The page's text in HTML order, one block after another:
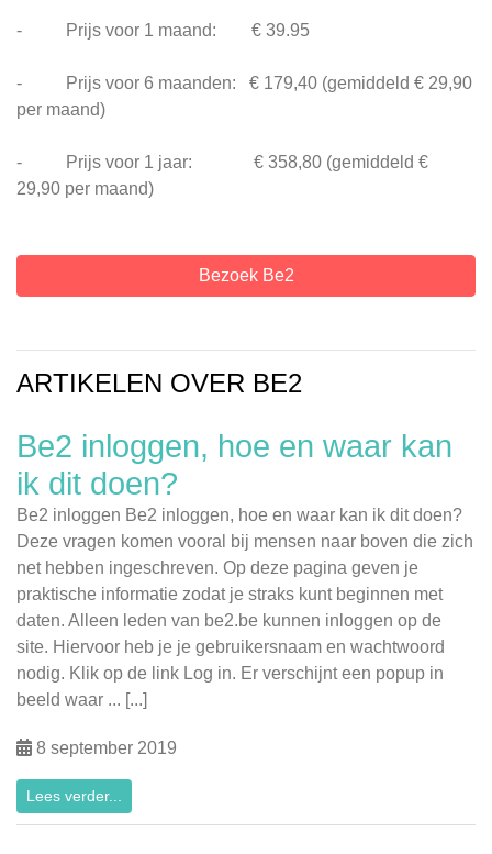
- Prijs voor 1 maand: € 39.95
- Prijs voor 6 maanden: € 179,40 (gemiddeld € 29,90
per maand)
- Prijs voor 1 jaar: € 358,80 (gemiddeld €
29,90 per maand)
Bezoek Be2
ARTIKELEN OVER BE2
Be2 inloggen, hoe en waar kan
ik dit doen?
Be2 inloggen Be2 inloggen, hoe en waar kan ik dit doen?
Deze vragen komen vooral bij mensen naar boven die zich
net hebben ingeschreven. Op deze pagina geven je
praktische informatie zodat je straks kunt beginnen met
daten. Alleen leden van be2.be kunnen inloggen op de
site. Hiervoor heb je je gebruikersnaam en wachtwoord
nodig. Klik op de link Log in. Er verschijnt een popup in
beeld waar ... [...]
8 september 2019
Lees verder...